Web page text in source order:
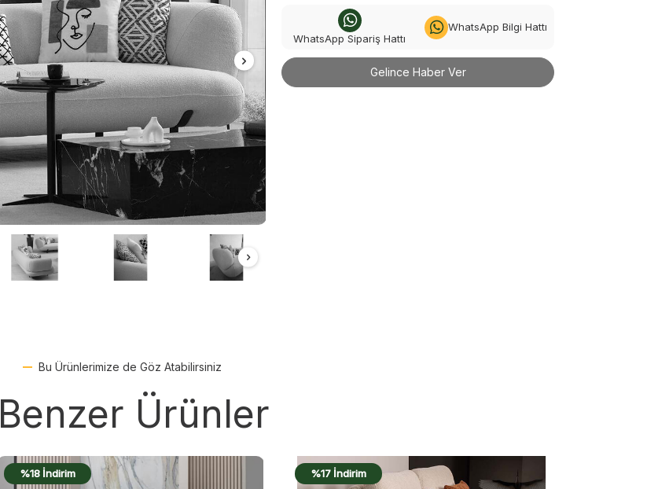
WhatsApp Sipariş Hattı
WhatsApp Bilgi Hattı
Gelince Haber Ver
Bu Ürünlerimize de Göz Atabilirsiniz
Benzer Ürünler
%17 İndirim %17 İndirim